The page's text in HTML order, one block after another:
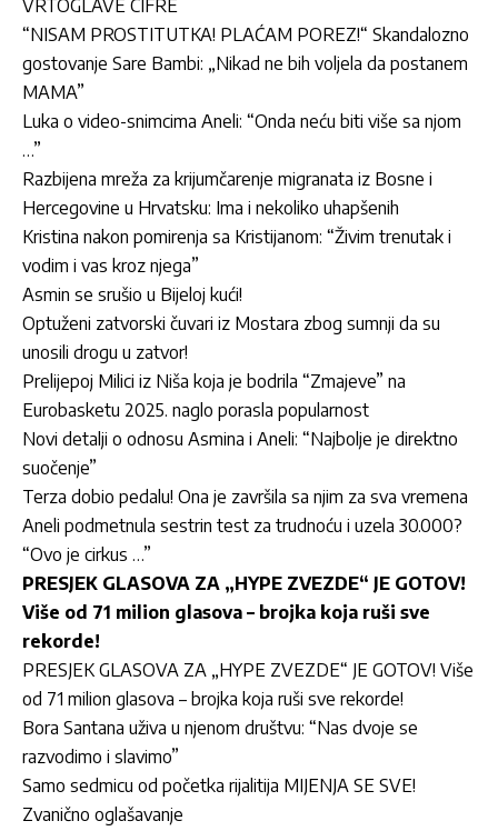
VRTOGLAVE CIFRE
“NISAM PROSTITUTKA! PLAĆAM POREZ!“ Skandalozno
gostovanje Sare Bambi: „Nikad ne bih voljela da postanem
MAMA”
Luka o video-snimcima Aneli: “Onda neću biti više sa njom
…”
Razbijena mreža za krijumčarenje migranata iz Bosne i
Hercegovine u Hrvatsku: Ima i nekoliko uhapšenih
Kristina nakon pomirenja sa Kristijanom: “Živim trenutak i
vodim i vas kroz njega”
Asmin se srušio u Bijeloj kući!
Optuženi zatvorski čuvari iz Mostara zbog sumnji da su
unosili drogu u zatvor!
Prelijepoj Milici iz Niša koja je bodrila “Zmajeve” na
Eurobasketu 2025. naglo porasla popularnost
Novi detalji o odnosu Asmina i Aneli: “Najbolje je direktno
suočenje”
Terza dobio pedalu! Ona je završila sa njim za sva vremena
Aneli podmetnula sestrin test za trudnoću i uzela 30.000?
“Ovo je cirkus …”
PRESJEK GLASOVA ZA „HYPE ZVEZDE“ JE GOTOV!
Više od 71 milion glasova – brojka koja ruši sve
rekorde!
PRESJEK GLASOVA ZA „HYPE ZVEZDE“ JE GOTOV! Više
od 71 milion glasova – brojka koja ruši sve rekorde!
Bora Santana uživa u njenom društvu: “Nas dvoje se
razvodimo i slavimo”
Samo sedmicu od početka rijalitija MIJENJA SE SVE!
Zvanično oglašavanje